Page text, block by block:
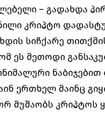
– გადახდა
კრიპტო
სიჩქარე
ეს მეთოდი
ერთხელ მაინც
მუშაობს კრიპტოს